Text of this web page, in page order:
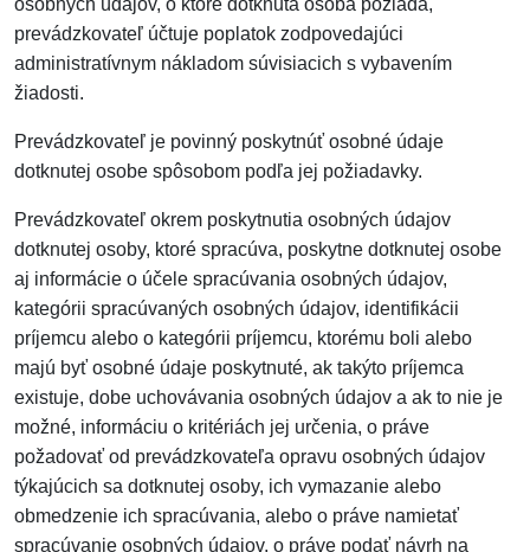
osobných údajov, o ktoré dotknutá osoba požiada,
prevádzkovateľ účtuje poplatok zodpovedajúci
administratívnym nákladom súvisiacich s vybavením
žiadosti.
Prevádzkovateľ je povinný poskytnúť osobné údaje
dotknutej osobe spôsobom podľa jej požiadavky.
Prevádzkovateľ okrem poskytnutia osobných údajov
dotknutej osoby, ktoré spracúva, poskytne dotknutej osobe
aj informácie o účele spracúvania osobných údajov,
kategórii spracúvaných osobných údajov, identifikácii
príjemcu alebo o kategórii príjemcu, ktorému boli alebo
majú byť osobné údaje poskytnuté, ak takýto príjemca
existuje, dobe uchovávania osobných údajov a ak to nie je
možné, informáciu o kritériách jej určenia, o práve
požadovať od prevádzkovateľa opravu osobných údajov
týkajúcich sa dotknutej osoby, ich vymazanie alebo
obmedzenie ich spracúvania, alebo o práve namietať
spracúvanie osobných údajov, o práve podať návrh na